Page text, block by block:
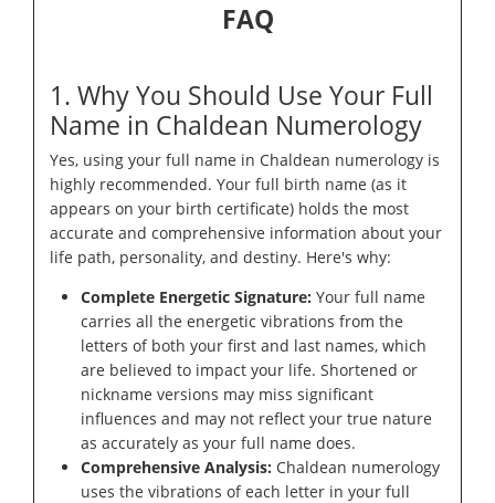
FAQ
1. Why You Should Use Your Full
Name in Chaldean Numerology
Yes, using your full name in Chaldean numerology is
highly recommended. Your full birth name (as it
appears on your birth certificate) holds the most
accurate and comprehensive information about your
life path, personality, and destiny. Here's why:
Complete Energetic Signature: Your full name
carries all the energetic vibrations from the
letters of both your first and last names, which
are believed to impact your life. Shortened or
nickname versions may miss significant
influences and may not reflect your true nature
as accurately as your full name does.
Comprehensive Analysis: Chaldean numerology
uses the vibrations of each letter in your full